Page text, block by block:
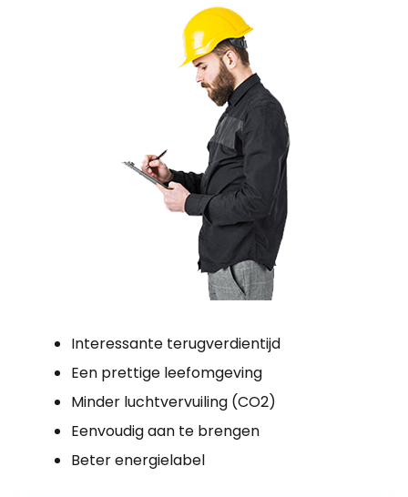
Interessante terugverdientijd
Een prettige leefomgeving
Minder luchtvervuiling (CO2)
Eenvoudig aan te brengen
Beter energielabel